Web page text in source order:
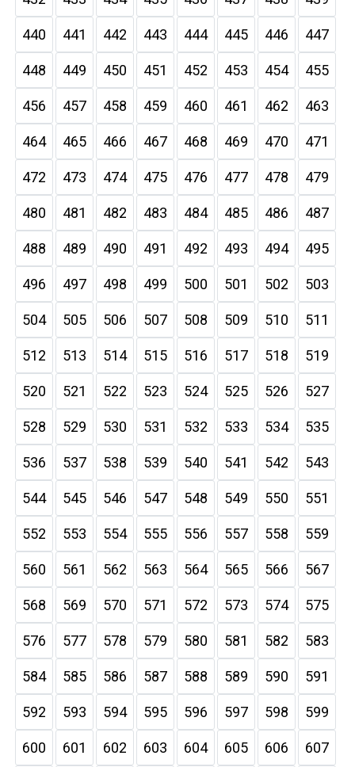
440 441 442 443 444 445 446 447
448 449 450 451 452 453 454 455
456 457 458 459 460 461 462 463
464 465 466 467 468 469 470 471
472 473 474 475 476 477 478 479
480 481 482 483 484 485 486 487
488 489 490 491 492 493 494 495
496 497 498 499 500 501 502 503
504 505 506 507 508 509 510 511
512 513 514 515 516 517 518 519
520 521 522 523 524 525 526 527
528 529 530 531 532 533 534 535
536 537 538 539 540 541 542 543
544 545 546 547 548 549 550 551
552 553 554 555 556 557 558 559
560 561 562 563 564 565 566 567
568 569 570 571 572 573 574 575
576 577 578 579 580 581 582 583
584 585 586 587 588 589 590 591
592 593 594 595 596 597 598 599
600 601 602 603 604 605 606 607